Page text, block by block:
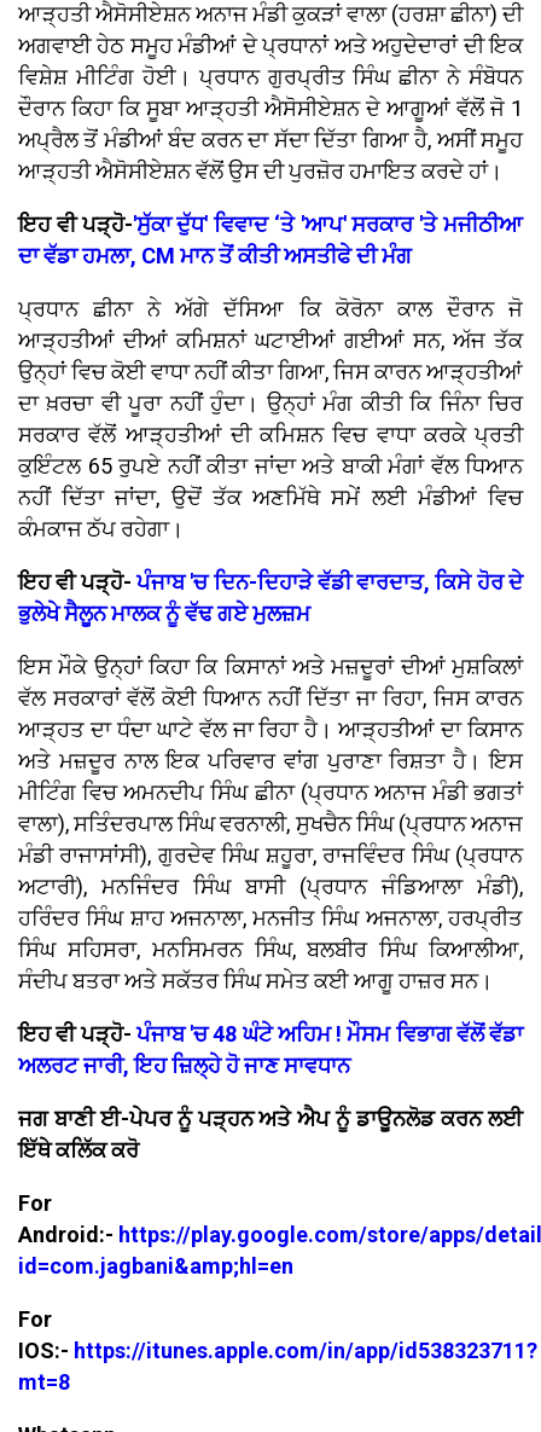
ਆੜ੍ਹਤੀ ਐਸੋਸੀਏਸ਼ਨ ਅਨਾਜ ਮੰਡੀ ਕੁਕੜਾਂ ਵਾਲਾ (ਹਰਸ਼ਾ ਛੀਨਾ) ਦੀ
ਅਗਵਾਈ ਹੇਠ ਸਮੂਹ ਮੰਡੀਆਂ ਦੇ ਪ੍ਰਧਾਨਾਂ ਅਤੇ ਅਹੁਦੇਦਾਰਾਂ ਦੀ ਇਕ
ਵਿਸ਼ੇਸ਼ ਮੀਟਿੰਗ ਹੋਈ। ਪ੍ਰਧਾਨ ਗੁਰਪ੍ਰੀਤ ਸਿੰਘ ਛੀਨਾ ਨੇ ਸੰਬੋਧਨ
ਦੌਰਾਨ ਕਿਹਾ ਕਿ ਸੂਬਾ ਆੜ੍ਹਤੀ ਐਸੋਸੀਏਸ਼ਨ ਦੇ ਆਗੂਆਂ ਵੱਲੋਂ ਜੋ 1
ਅਪ੍ਰੈਲ ਤੋਂ ਮੰਡੀਆਂ ਬੰਦ ਕਰਨ ਦਾ ਸੱਦਾ ਦਿੱਤਾ ਗਿਆ ਹੈ, ਅਸੀਂ ਸਮੂਹ
ਆੜ੍ਹਤੀ ਐਸੋਸੀਏਸ਼ਨ ਵੱਲੋਂ ਉਸ ਦੀ ਪੁਰਜ਼ੋਰ ਹਮਾਇਤ ਕਰਦੇ ਹਾਂ।
ਇਹ ਵੀ ਪੜ੍ਹੋ-'ਸੁੱਕਾ ਦੁੱਧ' ਵਿਵਾਦ ‘ਤੇ 'ਆਪ' ਸਰਕਾਰ 'ਤੇ ਮਜੀਠੀਆ
ਦਾ ਵੱਡਾ ਹਮਲਾ, CM ਮਾਨ ਤੋਂ ਕੀਤੀ ਅਸਤੀਫੇ ਦੀ ਮੰਗ
ਪ੍ਰਧਾਨ ਛੀਨਾ ਨੇ ਅੱਗੇ ਦੱਸਿਆ ਕਿ ਕੋਰੋਨਾ ਕਾਲ ਦੌਰਾਨ ਜੋ
ਆੜ੍ਹਤੀਆਂ ਦੀਆਂ ਕਮਿਸ਼ਨਾਂ ਘਟਾਈਆਂ ਗਈਆਂ ਸਨ, ਅੱਜ ਤੱਕ
ਉਨ੍ਹਾਂ ਵਿਚ ਕੋਈ ਵਾਧਾ ਨਹੀਂ ਕੀਤਾ ਗਿਆ, ਜਿਸ ਕਾਰਨ ਆੜ੍ਹਤੀਆਂ
ਦਾ ਖ਼ਰਚਾ ਵੀ ਪੂਰਾ ਨਹੀਂ ਹੁੰਦਾ। ਉਨ੍ਹਾਂ ਮੰਗ ਕੀਤੀ ਕਿ ਜਿੰਨਾ ਚਿਰ
ਸਰਕਾਰ ਵੱਲੋਂ ਆੜ੍ਹਤੀਆਂ ਦੀ ਕਮਿਸ਼ਨ ਵਿਚ ਵਾਧਾ ਕਰਕੇ ਪ੍ਰਤੀ
ਕੁਇੰਟਲ 65 ਰੁਪਏ ਨਹੀਂ ਕੀਤਾ ਜਾਂਦਾ ਅਤੇ ਬਾਕੀ ਮੰਗਾਂ ਵੱਲ ਧਿਆਨ
ਨਹੀਂ ਦਿੱਤਾ ਜਾਂਦਾ, ਉਦੋਂ ਤੱਕ ਅਣਮਿੱਥੇ ਸਮੇਂ ਲਈ ਮੰਡੀਆਂ ਵਿਚ
ਕੰਮਕਾਜ ਠੱਪ ਰਹੇਗਾ।
ਇਹ ਵੀ ਪੜ੍ਹੋ-ਪੰਜਾਬ 'ਚ ਦਿਨ-ਦਿਹਾੜੇ ਵੱਡੀ ਵਾਰਦਾਤ, ਕਿਸੇ ਹੋਰ ਦੇ
ਭੁਲੇਖੇ ਸੈਲੂਨ ਮਾਲਕ ਨੂੰ ਵੱਢ ਗਏ ਮੁਲਜ਼ਮ
ਇਸ ਮੌਕੇ ਉਨ੍ਹਾਂ ਕਿਹਾ ਕਿ ਕਿਸਾਨਾਂ ਅਤੇ ਮਜ਼ਦੂਰਾਂ ਦੀਆਂ ਮੁਸ਼ਕਿਲਾਂ
ਵੱਲ ਸਰਕਾਰਾਂ ਵੱਲੋਂ ਕੋਈ ਧਿਆਨ ਨਹੀਂ ਦਿੱਤਾ ਜਾ ਰਿਹਾ, ਜਿਸ ਕਾਰਨ
ਆੜ੍ਹਤ ਦਾ ਧੰਦਾ ਘਾਟੇ ਵੱਲ ਜਾ ਰਿਹਾ ਹੈ। ਆੜ੍ਹਤੀਆਂ ਦਾ ਕਿਸਾਨ
ਅਤੇ ਮਜ਼ਦੂਰ ਨਾਲ ਇਕ ਪਰਿਵਾਰ ਵਾਂਗ ਪੁਰਾਣਾ ਰਿਸ਼ਤਾ ਹੈ। ਇਸ
ਮੀਟਿੰਗ ਵਿਚ ਅਮਨਦੀਪ ਸਿੰਘ ਛੀਨਾ (ਪ੍ਰਧਾਨ ਅਨਾਜ ਮੰਡੀ ਭਗਤਾਂ
ਵਾਲਾ), ਸਤਿੰਦਰਪਾਲ ਸਿੰਘ ਵਰਨਾਲੀ, ਸੁਖਚੈਨ ਸਿੰਘ (ਪ੍ਰਧਾਨ ਅਨਾਜ
ਮੰਡੀ ਰਾਜਾਸਾਂਸੀ), ਗੁਰਦੇਵ ਸਿੰਘ ਸ਼ਹੂਰਾ, ਰਾਜਵਿੰਦਰ ਸਿੰਘ (ਪ੍ਰਧਾਨ
ਅਟਾਰੀ), ਮਨਜਿੰਦਰ ਸਿੰਘ ਬਾਸੀ (ਪ੍ਰਧਾਨ ਜੰਡਿਆਲਾ ਮੰਡੀ),
ਹਰਿੰਦਰ ਸਿੰਘ ਸ਼ਾਹ ਅਜਨਾਲਾ, ਮਨਜੀਤ ਸਿੰਘ ਅਜਨਾਲਾ, ਹਰਪ੍ਰੀਤ
ਸਿੰਘ ਸਹਿਸਰਾ, ਮਨਸਿਮਰਨ ਸਿੰਘ, ਬਲਬੀਰ ਸਿੰਘ ਕਿਆਲੀਆ,
ਸੰਦੀਪ ਬਤਰਾ ਅਤੇ ਸਕੱਤਰ ਸਿੰਘ ਸਮੇਤ ਕਈ ਆਗੂ ਹਾਜ਼ਰ ਸਨ।
ਇਹ ਵੀ ਪੜ੍ਹੋ-ਪੰਜਾਬ 'ਚ 48 ਘੰਟੇ ਅਹਿਮ ! ਮੌਸਮ ਵਿਭਾਗ ਵੱਲੋਂ ਵੱਡਾ
ਅਲਰਟ ਜਾਰੀ, ਇਹ ਜ਼ਿਲ੍ਹੇ ਹੋ ਜਾਣ ਸਾਵਧਾਨ
ਜਗ ਬਾਣੀ ਈ-ਪੇਪਰ ਨੂੰ ਪੜ੍ਹਨ ਅਤੇ ਐਪ ਨੂੰ ਡਾਊਨਲੋਡ ਕਰਨ ਲਈ
ਇੱਥੇ ਕਲਿੱਕ ਕਰੋ
For
Android:- https://play.google.com/store/apps/
id=com.jagbani&amp;hl=en
For
IOS:- https://itunes.apple.com/in/app/id538323711?
mt=8